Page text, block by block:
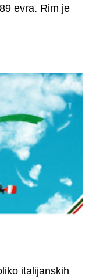
evra. Rim je
italijanskih